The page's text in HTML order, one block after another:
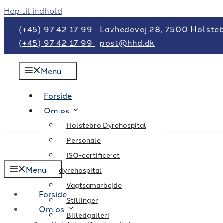
Hop til indhold
(+45) 97 42 17 99
Lavhedevej 28, 7500
(+45) 97 42 17 99
post@hhd.dk
Menu
Forside
Om os
Holstebro Dyrehospital
Personale
ISO-certificeret
dyrehospital
Vagtsamarbejde
Stillinger
Billedgalleri
Menu
Forside
Om os